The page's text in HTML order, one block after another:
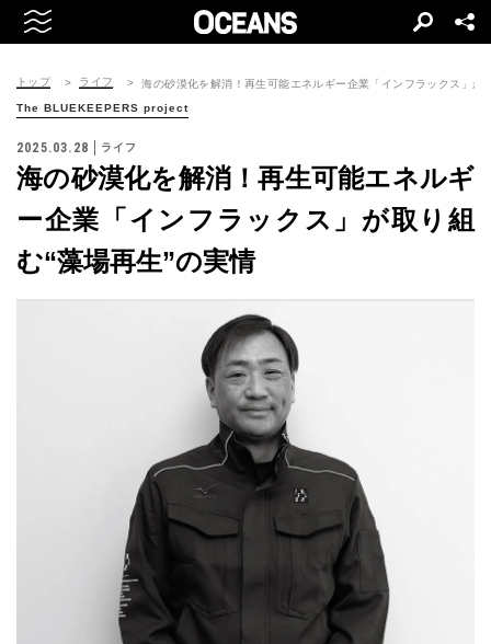
トップ ライフ 海の砂漠化を解消！再生可能エネルギー企業「インフラックス」が
The BLUEKEEPERS project
2025.03.28 ライフ
海の砂漠化を解消！再生可能エネルギ
ー企業「インフラックス」が取り組
む“藻場再生”の実情